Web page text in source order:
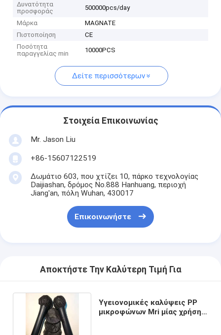
Δυνατότητα
προσφοράς
500000pcs/day
Μάρκα
MAGNATE
Πιστοποίηση
CE
Ποσότητα
παραγγελίας min
10000PCS
Δείτε περισσότερων
Στοιχεία Επικοινωνίας
Mr. Jason Liu
+86-15607122519
Δωμάτιο 603, που χτίζει 10, πάρκο τεχνολογίας
Daijiashan, δρόμος No.888 Hanhuang, περιοχή
Jiang'an, πόλη Wuhan, 430017
Επικοινωνήστε
Αποκτήστε Την Καλύτερη Τιμή Για
Υγειονομικές καλύψεις PP
μικροφώνων Mri μίας χρήσης